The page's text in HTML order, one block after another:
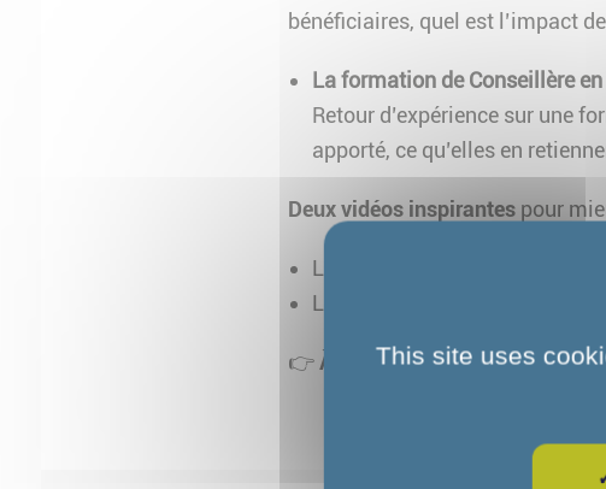
bénéficiaires, quel est l’impact
La formation de Conseillère
Retour d’expérience sur une
apporté, ce qu’elles en
Deux vidéos inspirantespour
Le rôle central des
L’impact concret de la
👉À découvrir dès maintenant
This site uses